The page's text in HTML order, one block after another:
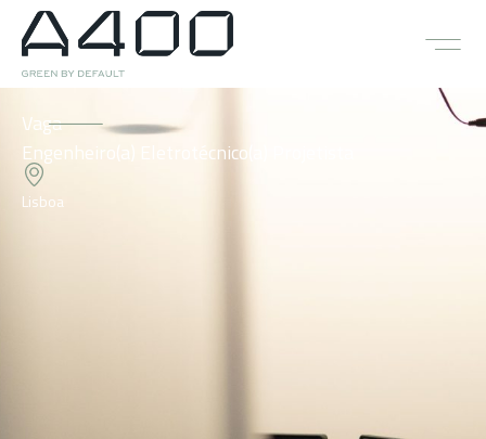
Vaga
Engenheiro(a) Eletrotécnico(a) Projetista
Lisboa